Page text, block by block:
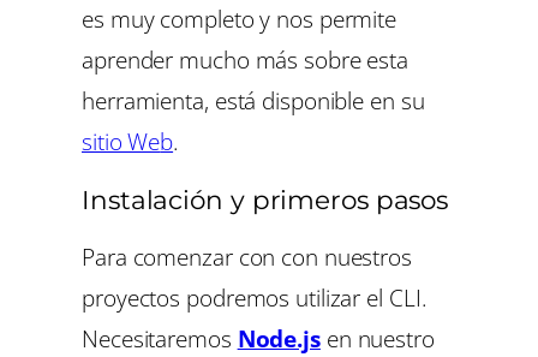
es muy completo y nos permite
aprender mucho más sobre esta
herramienta, está disponible en su
sitio Web.
Instalación y primeros pasos
Para comenzar con con nuestros
proyectos podremos utilizar el CLI.
Necesitaremos Node.jsen nuestro